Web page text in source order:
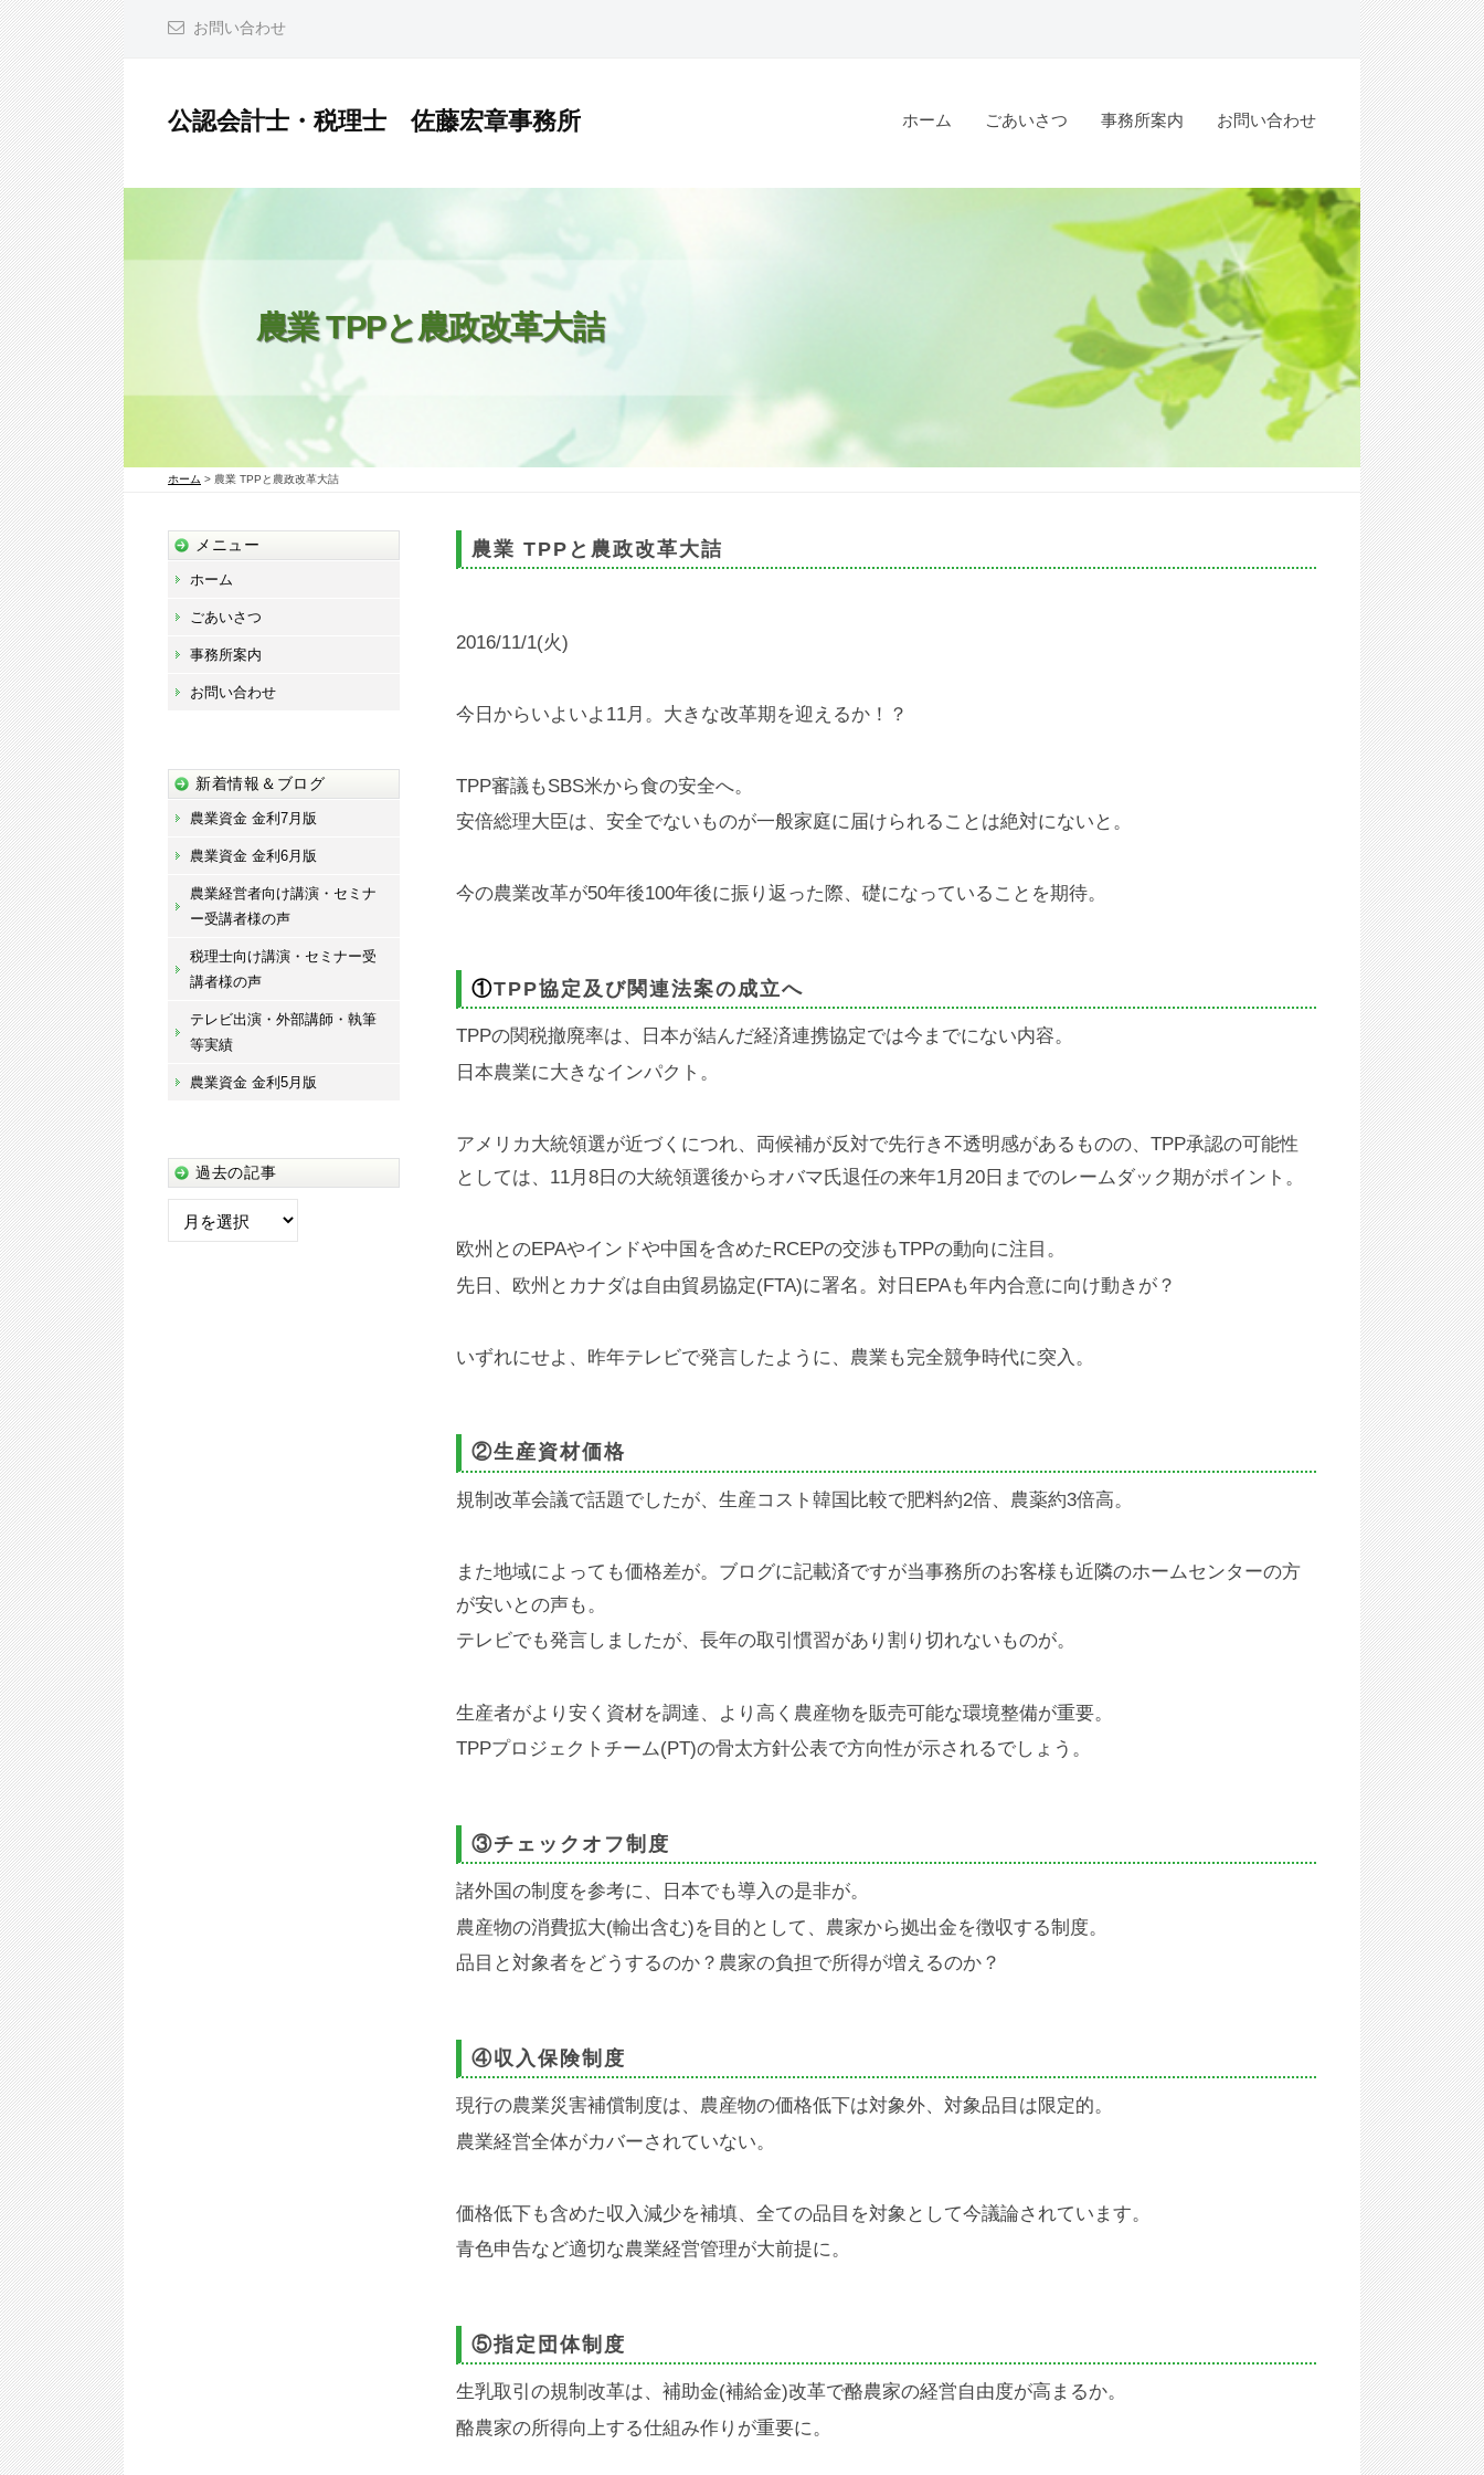
コ
ン
テ
ン
ツ
へ
ス
キ
ッ
プ
お問い合わせ
公認会計士・税理士 佐藤宏章事務所
認
佐
宏
章
ホーム ごあいさつ 事務所案内 お問い合わせ
農業 TPPと農政改革大詰
ホーム > 農業 TPPと農政改革大詰
農業 TPPと農政改革大詰
2016/11/1(火)
今日からいよいよ11月。大きな改革期を迎えるか！？
TPP審議もSBS米から食の安全へ。
安倍総理大臣は、安全でないものが一般家庭に届けられることは絶対にないと。
今の農業改革が50年後100年後に振り返った際、礎になっていることを期待。
①TPP協定及び関連法案の成立へ
TPPの関税撤廃率は、日本が結んだ経済連携協定では今までにない内容。
日本農業に大きなインパクト。
アメリカ大統領選が近づくにつれ、両候補が反対で先行き不透明感があるものの、TPP承認の可能性
としては、11月8日の大統領選後からオバマ氏退任の来年1月20日までのレームダック期がポイント。
欧州とのEPAやインドや中国を含めたRCEPの交渉もTPPの動向に注目。
先日、欧州とカナダは自由貿易協定(FTA)に署名。対日EPAも年内合意に向け動きが？
いずれにせよ、昨年テレビで発言したように、農業も完全競争時代に突入。
②生産資材価格
規制改革会議で話題でしたが、生産コスト韓国比較で肥料約2倍、農薬約3倍高。
また地域によっても価格差が。ブログに記載済ですが当事務所のお客様も近隣のホームセンターの方
が安いとの声も。
テレビでも発言しましたが、長年の取引慣習があり割り切れないものが。
生産者がより安く資材を調達、より高く農産物を販売可能な環境整備が重要。
TPPプロジェクトチーム(PT)の骨太方針公表で方向性が示されるでしょう。
③チェックオフ制度
諸外国の制度を参考に、日本でも導入の是非が。
農産物の消費拡大(輸出含む)を目的として、農家から拠出金を徴収する制度。
品目と対象者をどうするのか？農家の負担で所得が増えるのか？
④収入保険制度
現行の農業災害補償制度は、農産物の価格低下は対象外、対象品目は限定的。
農業経営全体がカバーされていない。
価格低下も含めた収入減少を補填、全ての品目を対象として今議論されています。
青色申告など適切な農業経営管理が大前提に。
⑤指定団体制度
生乳取引の規制改革は、補助金(補給金)改革で酪農家の経営自由度が高まるか。
酪農家の所得向上する仕組み作りが重要に。
メニュー
ホーム
ごあいさつ
事務所案内
お問い合わせ
新着情報＆ブログ
農業資金 金利7月版
農業資金 金利6月版
農業経営者向け講演・セミナ
ー受講者様の声
税理士向け講演・セミナー受
講者様の声
テレビ出演・外部講師・執筆
等実績
農業資金 金利5月版
過去の記事
過